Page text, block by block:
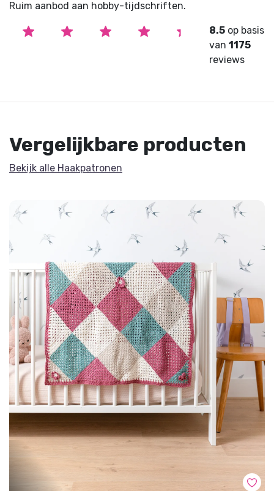
Ruim aanbod aan hobby-tijdschriften.
8.5 op basis
van1175
reviews
Vergelijkbare producten
Bekijk alle Haakpatronen